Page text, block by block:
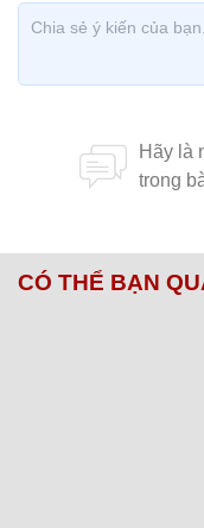
CÓ THỂ BẠN